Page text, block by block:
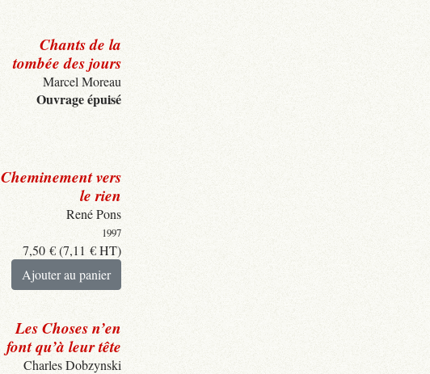
Chants de la
tombée des jours
Marcel Moreau
Ouvrage épuisé
Cheminement vers
le rien
René Pons
1997
7,50 €(7,11 €HT)
Ajouter au panier
Les Choses n’en
font qu’à leur tête
Charles Dobzynski